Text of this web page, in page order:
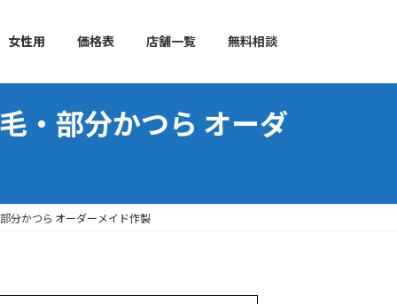
女性用 価格表 店舗一覧 無料相談
・部分かつら オーダ
分かつら オーダーメイド作製